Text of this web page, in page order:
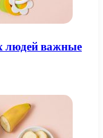
людей важные